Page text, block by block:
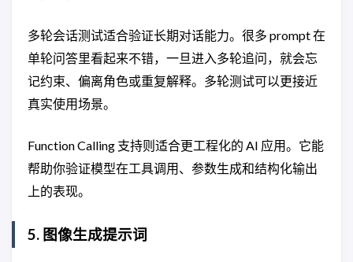
多轮会话测试适合验证长期对话能力。很多 prompt 在
单轮问答里看起来不错，一旦进入多轮追问，就会忘
记约束、偏离角色或重复解释。多轮测试可以更接近
真实使用场景。
Function Calling 支持则适合更工程化的 AI 应用。它能
帮助你验证模型在工具调用、参数生成和结构化输出
上的表现。
5. 图像生成提示词